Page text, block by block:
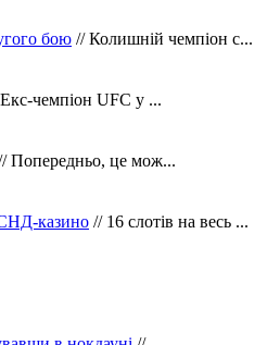
бою // Колишній чемпіон с...
чемпіон UFC у ...
Попередньо, це мож...
СНД-казино // 16 слотів на весь ...